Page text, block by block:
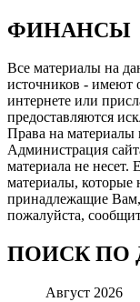
ФИНАНСЫ
Все материалы на
источников - имеют
интернете или
предоставляются
Права на материалы
Администрация
материала не
материалы, которые
принадлежащие
пожалуйста,
ПОИСК ПО
Август 2026